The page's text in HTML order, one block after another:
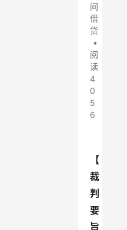
间
借
贷
•
阅
读
4
0
5
6
【
裁
判
要
旨